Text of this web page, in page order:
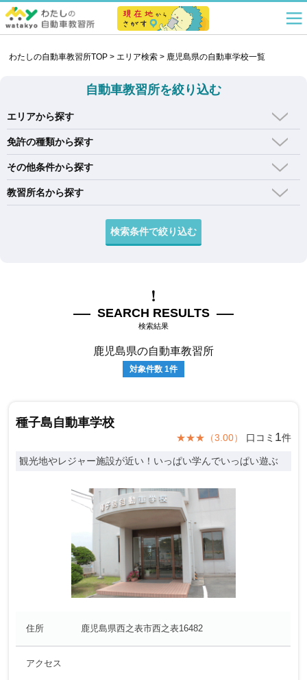
わたしの自動車教習所TOP >エリア検索 > 鹿児島県の自動車学校一覧
自動車教習所を絞り込む
エリアから探す
免許の種類から探す
その他条件から探す
教習所名から探す
SEARCH RESULTS
検索結果
鹿児島県の自動車教習所
対象件数 1件
種子島自動車学校
★★★（3.00） 口コミ 1件
観光地やレジャー施設が近い！いっぱい学んでいっぱい遊ぶ
住所 鹿児島県西之表市西之表16482
アクセス